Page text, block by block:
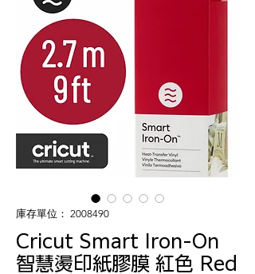
庫存單位： 2008490
Cricut Smart Iron-On
智慧燙印紙膠膜 紅色 Red